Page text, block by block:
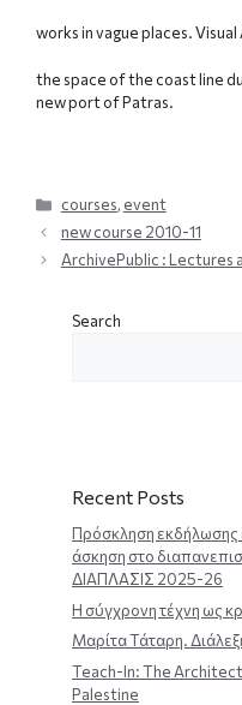
works in vague places.
the space of the coast line
new port of Patras.
Categories
courses, event
new course 2010-11
ArchivePublic : Lectures
Search
Recent Posts
Πρόσκληση εκδήλωσης
άσκηση στο
ΔΙΑΠΛΑΣΙΣ 2025-26
Η σύγχρονη τέχνη ως
Μαρίτα Τάταρη.
Teach-In: The
Palestine